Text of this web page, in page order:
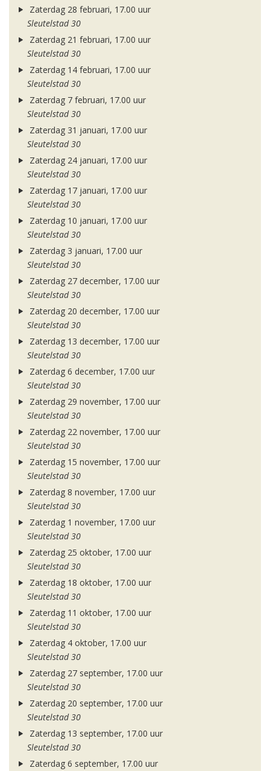
Zaterdag 28 februari, 17.00 uur
Sleutelstad 30
Zaterdag 21 februari, 17.00 uur
Sleutelstad 30
Zaterdag 14 februari, 17.00 uur
Sleutelstad 30
Zaterdag 7 februari, 17.00 uur
Sleutelstad 30
Zaterdag 31 januari, 17.00 uur
Sleutelstad 30
Zaterdag 24 januari, 17.00 uur
Sleutelstad 30
Zaterdag 17 januari, 17.00 uur
Sleutelstad 30
Zaterdag 10 januari, 17.00 uur
Sleutelstad 30
Zaterdag 3 januari, 17.00 uur
Sleutelstad 30
Zaterdag 27 december, 17.00 uur
Sleutelstad 30
Zaterdag 20 december, 17.00 uur
Sleutelstad 30
Zaterdag 13 december, 17.00 uur
Sleutelstad 30
Zaterdag 6 december, 17.00 uur
Sleutelstad 30
Zaterdag 29 november, 17.00 uur
Sleutelstad 30
Zaterdag 22 november, 17.00 uur
Sleutelstad 30
Zaterdag 15 november, 17.00 uur
Sleutelstad 30
Zaterdag 8 november, 17.00 uur
Sleutelstad 30
Zaterdag 1 november, 17.00 uur
Sleutelstad 30
Zaterdag 25 oktober, 17.00 uur
Sleutelstad 30
Zaterdag 18 oktober, 17.00 uur
Sleutelstad 30
Zaterdag 11 oktober, 17.00 uur
Sleutelstad 30
Zaterdag 4 oktober, 17.00 uur
Sleutelstad 30
Zaterdag 27 september, 17.00 uur
Sleutelstad 30
Zaterdag 20 september, 17.00 uur
Sleutelstad 30
Zaterdag 13 september, 17.00 uur
Sleutelstad 30
Zaterdag 6 september, 17.00 uur